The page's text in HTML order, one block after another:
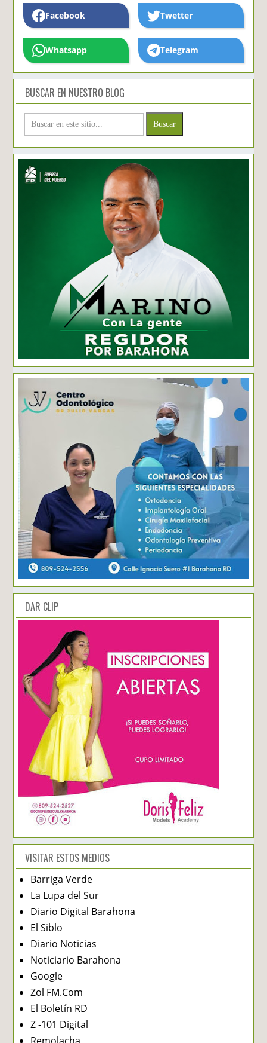
Facebook Twetter
Whatsapp Telegram
BUSCAR EN NUESTRO BLOG
DAR CLIP
VISITAR ESTOS MEDIOS
Barriga Verde
La Lupa del Sur
Diario Digital Barahona
El Siblo
Diario Noticias
Noticiario Barahona
Google
Zol FM.Com
El Boletín RD
Z -101 Digital